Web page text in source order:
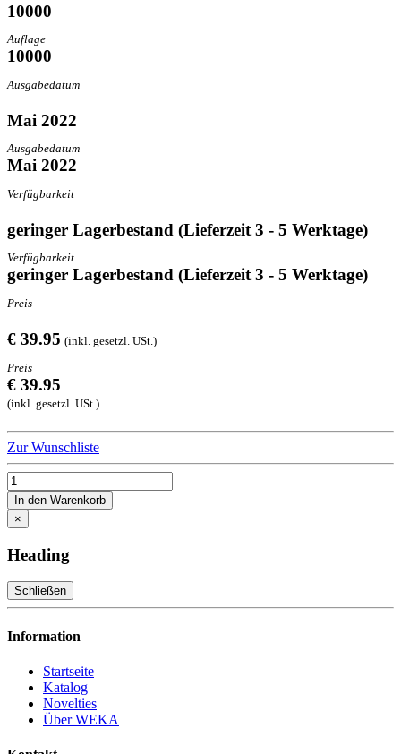
10000
Auflage
10000
Ausgabedatum
Mai 2022
Ausgabedatum
Mai 2022
Verfügbarkeit
geringer Lagerbestand (Lieferzeit 3 - 5 Werktage)
Verfügbarkeit
geringer Lagerbestand (Lieferzeit 3 - 5 Werktage)
Preis
€ 39.95 (inkl. gesetzl. USt.)
Preis
€ 39.95
(inkl. gesetzl. USt.)
Zur Wunschliste
In den Warenkorb
×
Heading
Schließen
Information
Startseite
Katalog
Novelties
Über WEKA